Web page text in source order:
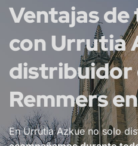
Ventajas
con Urrutia
distribuidor
Remmers
En Urrutia Azkue no solo